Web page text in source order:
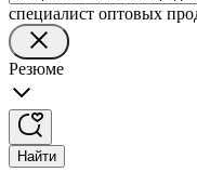
специалист оптовых
Резюме
Найти